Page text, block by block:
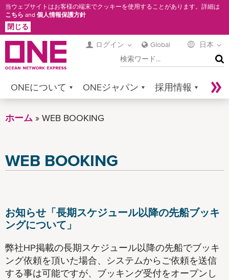
メ
イ
ン
テ
移
当ウェブサイトはお客様の端末でクッキーを使用することがあります。詳細は
こちら and 個人情報保護方針
閉じる
ログイン Global 日本
検
索
ONEについて ONEジャパン 採用情報
Service Provider Login
ホーム WEB BOOKING
WEB BOOKING
お知らせ「長期スケジュール以降の先船ブッキ
ングについて」
弊社HP掲載の長期スケジュール以降の先船でブッキ
ング依頼を頂いた場合、システムからご依頼を送信
する事は可能ですが、ブッキング受付をオープンし